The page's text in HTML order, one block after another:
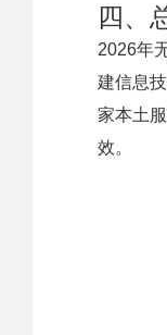
四、
2026年
建信息
家本土
效。